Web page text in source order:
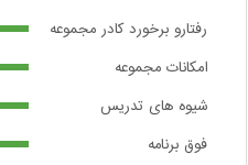
رفتارو برخورد کادر مجموعه
امکانات مجموعه
شیوه های تدریس
فوق برنامه